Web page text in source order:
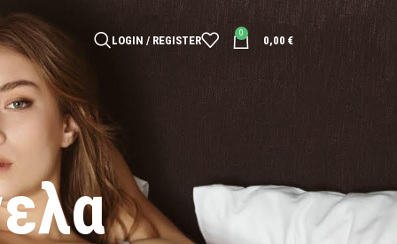
LOGIN / REGISTER
0
0,00 €